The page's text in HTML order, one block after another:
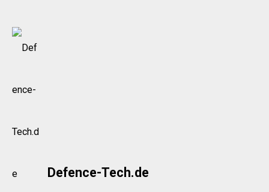
Skip
Defence-Tech.de